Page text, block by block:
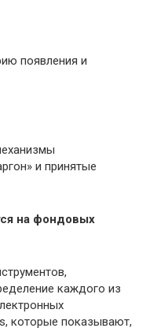
появления и
и принятые
на фондовых
каждого из
которые показывают,